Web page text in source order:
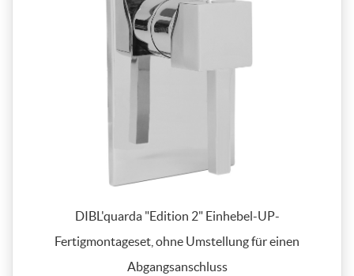
DIBL'quarda "Edition 2" Einhebel-UP-
Fertigmontageset, ohne Umstellung für einen
Abgangsanschluss